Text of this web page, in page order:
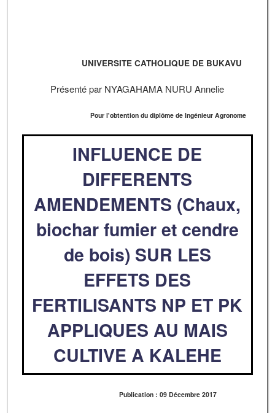
UNIVERSITE CATHOLIQUE DE BUKAVU
Présenté par NYAGAHAMA NURU Annelie
Pour l'obtention du diplôme de Ingénieur Agronome
INFLUENCE DE
DIFFERENTS
AMENDEMENTS (Chaux,
biochar fumier et cendre
de bois) SUR LES
EFFETS DES
FERTILISANTS NP ET PK
APPLIQUES AU MAIS
CULTIVE A KALEHE
Publication : 09 Décembre 2017